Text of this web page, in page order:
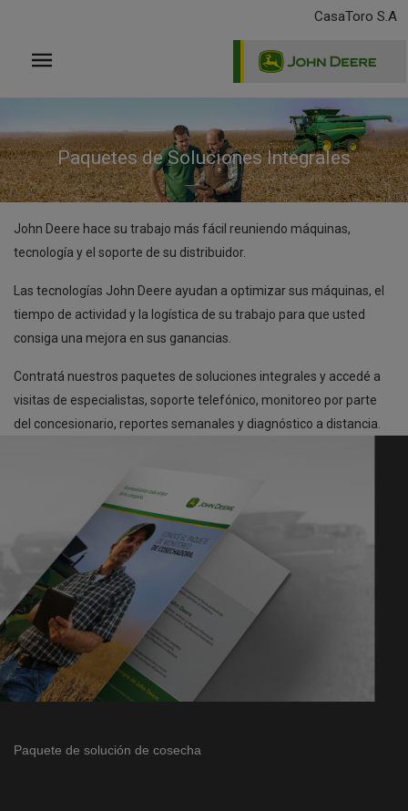
principal
CasaToro S.A
Paquetes de Soluciones Integrales
John Deere hace su trabajo más fácil reuniendo máquinas,
tecnología y el soporte de su distribuidor.
Las tecnologías John Deere ayudan a optimizar sus máquinas, el
tiempo de actividad y la logística de su trabajo para que usted
consiga una mejora en sus ganancias.
Contratá nuestros paquetes de soluciones integrales y accedé a
visitas de especialistas, soporte telefónico, monitoreo por parte
del concesionario, reportes semanales y diagnóstico a distancia.
Paquete de solución de cosecha